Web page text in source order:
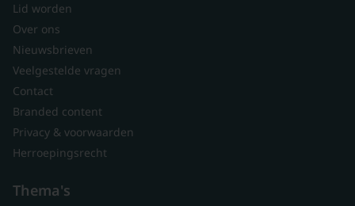
Lid worden
Over ons
Nieuwsbrieven
Veelgestelde vragen
Contact
Branded content
Privacy & voorwaarden
Herroepingsrecht
Thema's